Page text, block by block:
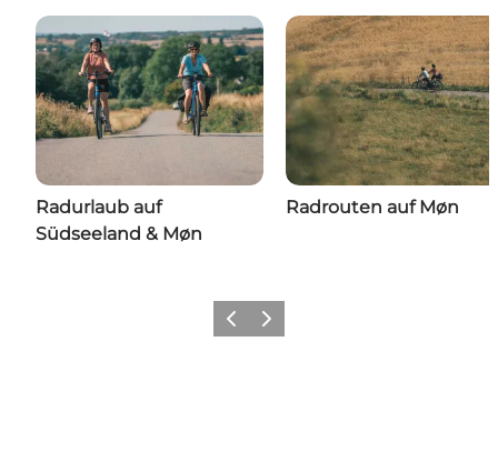
Radurlaub auf
Südseeland & Møn
Radrouten auf Møn
ZurückWeiter